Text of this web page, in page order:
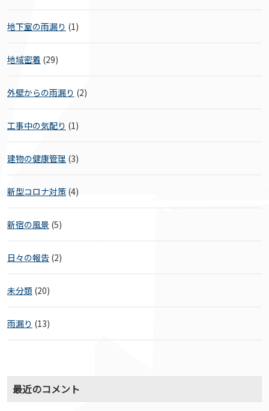
地下室の雨漏り (1)
地域密着 (29)
外壁からの雨漏り (2)
工事中の気配り (1)
建物の健康管理 (3)
新型コロナ対策 (4)
新宿の風景 (5)
日々の報告 (2)
未分類 (20)
雨漏り (13)
最近のコメント